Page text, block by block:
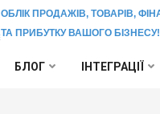
ОБЛІК ПРОДАЖІВ, ТОВАРІВ,
ТА ПРИБУТКУ ВАШОГО БІЗНЕСУ!
БЛОГ ІНТЕГРАЦІЇ